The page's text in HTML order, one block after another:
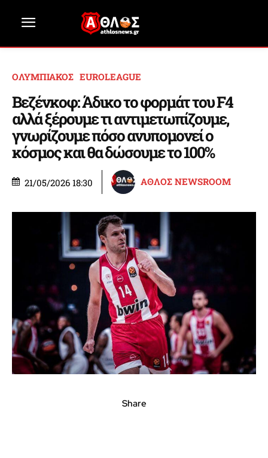
ΟΛΥΜΠΙΑΚΟΣ EUROLEAGUE
Βεζένκοφ: Άδικο το φορμάτ του F4
αλλά ξέρουμε τι αντιμετωπίζουμε,
γνωρίζουμε πόσο ανυπομονεί ο
κόσμος και θα δώσουμε το 100%
21/05/2026 18:30 ΑΘΛΟΣ NEWSROOM
Share